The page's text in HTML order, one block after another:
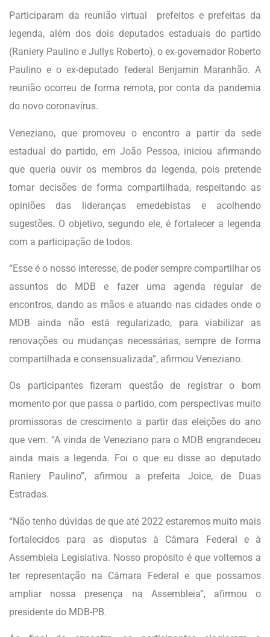
Participaram da reunião virtual prefeitos e prefeitas da
legenda, além dos dois deputados estaduais do partido
(Raniery Paulino e Jullys Roberto), o ex-governador Roberto
Paulino e o ex-deputado federal Benjamin Maranhão. A
reunião ocorreu de forma remota, por conta da pandemia
do novo coronavírus.
Veneziano, que promoveu o encontro a partir da sede
estadual do partido, em João Pessoa, iniciou afirmando
que queria ouvir os membros da legenda, pois pretende
tomar decisões de forma compartilhada, respeitando as
opiniões das lideranças emedebistas e acolhendo
sugestões. O objetivo, segundo ele, é fortalecer a legenda
com a participação de todos.
“Esse é o nosso interesse, de poder sempre compartilhar os
assuntos do MDB e fazer uma agenda regular de
encontros, dando as mãos e atuando nas cidades onde o
MDB ainda não está regularizado, para viabilizar as
renovações ou mudanças necessárias, sempre de forma
compartilhada e consensualizada”, afirmou Veneziano.
Os participantes fizeram questão de registrar o bom
momento por que passa o partido, com perspectivas muito
promissoras de crescimento a partir das eleições do ano
que vem. “A vinda de Veneziano para o MDB engrandeceu
ainda mais a legenda. Foi o que eu disse ao deputado
Raniery Paulino”, afirmou a prefeita Joice, de Duas
Estradas.
“Não tenho dúvidas de que até 2022 estaremos muito mais
fortalecidos para as disputas à Câmara Federal e à
Assembleia Legislativa. Nosso propósito é que voltemos a
ter representação na Câmara Federal e que possamos
ampliar nossa presença na Assembleia”, afirmou o
presidente do MDB-PB.